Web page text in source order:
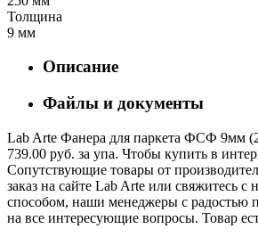
Толщина
9 мм
Описание
Файлы и документы
Lab Arte Фанера для паркета ФСФ 9мм
739.00 руб. за упа. Чтобы купить в
Сопутствующие товары от
заказ на сайте Lab Arte или свяжитесь
способом, наши менеджеры с радостью
на все интересующие вопросы. Товар